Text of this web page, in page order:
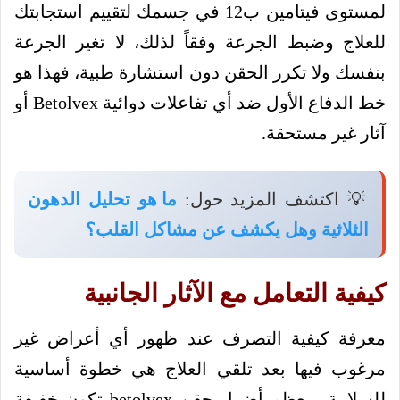
لمستوى فيتامين ب12 في جسمك لتقييم استجابتك
للعلاج وضبط الجرعة وفقاً لذلك، لا تغير الجرعة
بنفسك ولا تكرر الحقن دون استشارة طبية، فهذا هو
خط الدفاع الأول ضد أي تفاعلات دوائية Betolvex أو
آثار غير مستحقة.
💡 اكتشف المزيد حول: ما هو تحليل الدهون
الثلاثية وهل يكشف عن مشاكل القلب؟
كيفية التعامل مع الآثار الجانبية
معرفة كيفية التصرف عند ظهور أي أعراض غير
مرغوب فيها بعد تلقي العلاج هي خطوة أساسية